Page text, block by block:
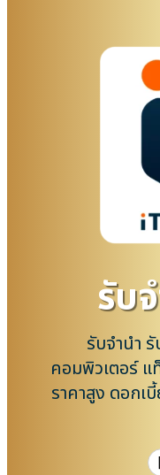
รับ
รับจำนำ
คอมพิวเตอร์ แ
ราคาสูง ดอกเ